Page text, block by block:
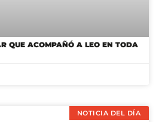
QUE ACOMPAÑÓ A LEO EN TODA
NOTICIA DEL DÍA